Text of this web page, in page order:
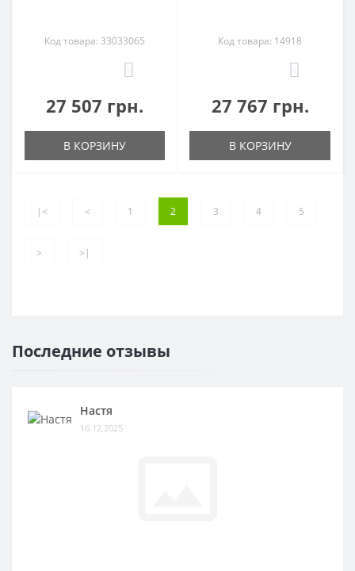
Код товара: 33033065
27 507 грн.
В КОРЗИНУ
Код товара: 14918
27 767 грн.
В КОРЗИНУ
|< < 1 2 3 4 5
> >|
Последние отзывы
Настя
16.12.2025